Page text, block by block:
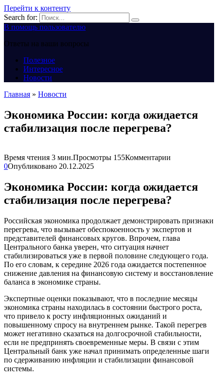
Перейти к контенту
Search for:
В помощь пользователю
Ответы на ваши вопросы
Полезное
Интересное
Новости
Главная » Новости
Экономика России: когда ожидается
стабилизация после перегрева?
Время чтения 3 мин.Просмотры 155Комментарии
0Опубликовано 20.12.2025
Экономика России: когда ожидается
стабилизация после перегрева?
Российская экономика продолжает демонстрировать признаки
перегрева, что вызывает обеспокоенность у экспертов и
представителей финансовых кругов. Впрочем, глава
Центрального банка уверен, что ситуация начнет
стабилизироваться уже в первой половине следующего года.
По его словам, к середине 2026 года ожидается постепенное
снижение давления на финансовую систему и восстановление
баланса в экономике страны.
Экспертные оценки показывают, что в последние месяцы
экономика страны находилась в состоянии быстрого роста,
что привело к росту инфляционных ожиданий и
повышенному спросу на внутреннем рынке. Такой перегрев
может негативно сказаться на долгосрочной стабильности,
если не предпринять своевременные меры. В связи с этим
Центральный банк уже начал принимать определенные шаги
по сдерживанию инфляции и стабилизации финансовой
системы.